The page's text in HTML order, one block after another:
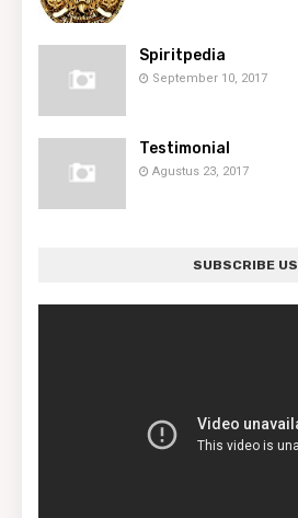
Spiritpedia
September 10, 2017
Testimonial
Agustus 23, 2017
SUBSCRIBE US